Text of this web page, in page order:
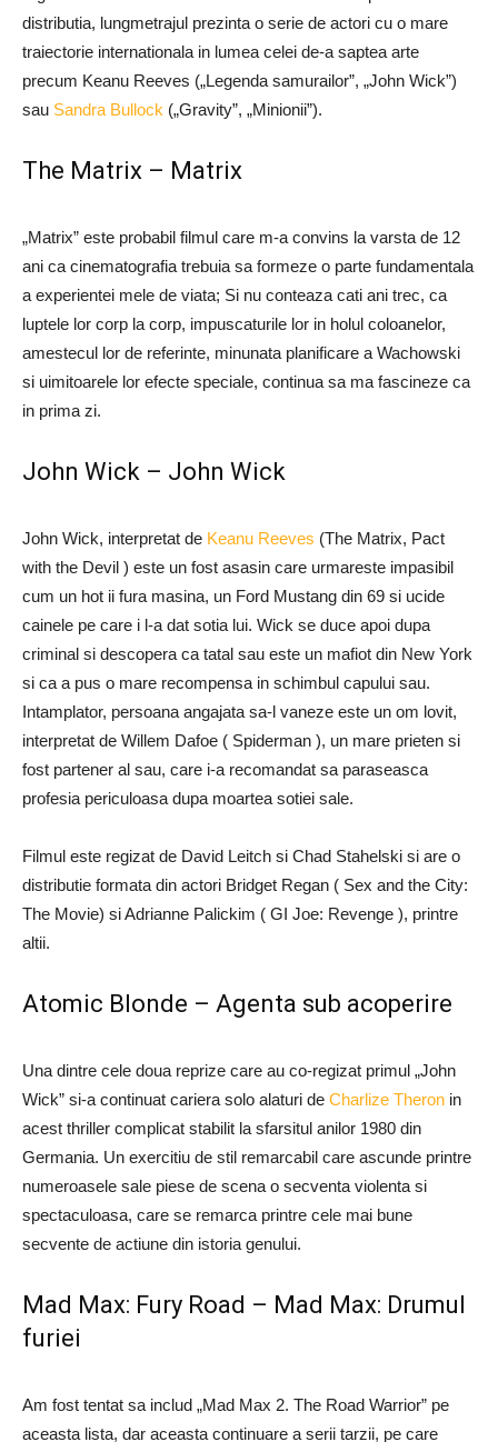
distributia, lungmetrajul prezinta o serie de actori cu o mare
traiectorie internationala in lumea celei de-a saptea arte
precum Keanu Reeves („Legenda samurailor”, „John Wick”)
sau Sandra Bullock („Gravity”, „Minionii”).
The Matrix – Matrix
„Matrix” este probabil filmul care m-a convins la varsta de 12
ani ca cinematografia trebuia sa formeze o parte fundamentala
a experientei mele de viata; Si nu conteaza cati ani trec, ca
luptele lor corp la corp, impuscaturile lor in holul coloanelor,
amestecul lor de referinte, minunata planificare a Wachowski
si uimitoarele lor efecte speciale, continua sa ma fascineze ca
in prima zi.
John Wick – John Wick
John Wick, interpretat de Keanu Reeves (The Matrix, Pact
with the Devil ) este un fost asasin care urmareste impasibil
cum un hot ii fura masina, un Ford Mustang din 69 si ucide
cainele pe care i l-a dat sotia lui. Wick se duce apoi dupa
criminal si descopera ca tatal sau este un mafiot din New York
si ca a pus o mare recompensa in schimbul capului sau.
Intamplator, persoana angajata sa-l vaneze este un om lovit,
interpretat de Willem Dafoe ( Spiderman ), un mare prieten si
fost partener al sau, care i-a recomandat sa paraseasca
profesia periculoasa dupa moartea sotiei sale.
Filmul este regizat de David Leitch si Chad Stahelski si are o
distributie formata din actori Bridget Regan ( Sex and the City:
The Movie) si Adrianne Palickim ( GI Joe: Revenge ), printre
altii.
Atomic Blonde – Agenta sub acoperire
Una dintre cele doua reprize care au co-regizat primul „John
Wick” si-a continuat cariera solo alaturi de Charlize Theron in
acest thriller complicat stabilit la sfarsitul anilor 1980 din
Germania. Un exercitiu de stil remarcabil care ascunde printre
numeroasele sale piese de scena o secventa violenta si
spectaculoasa, care se remarca printre cele mai bune
secvente de actiune din istoria genului.
Mad Max: Fury Road – Mad Max: Drumul
furiei
Am fost tentat sa includ „Mad Max 2. The Road Warrior” pe
aceasta lista, dar aceasta continuare a serii tarzii, pe care